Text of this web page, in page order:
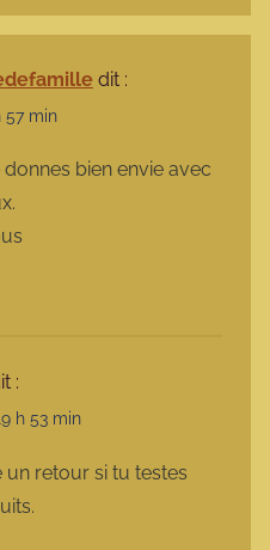
dit :
57 min
bien envie avec
:
h 53 min
un retour si tu testes